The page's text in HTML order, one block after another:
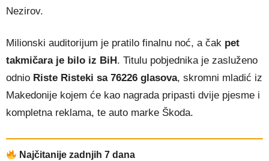
Nezirov.
Milionski auditorijum je pratilo finalnu noć, a čak pet
takmičara je bilo iz BiH. Titulu pobjednika je zasluženo
odnio Riste Risteki sa 76226 glasova, skromni mladić iz
Makedonije kojem će kao nagrada pripasti dvije pjesme i
kompletna reklama, te auto marke Škoda.
Najčitanije zadnjih 7 dana